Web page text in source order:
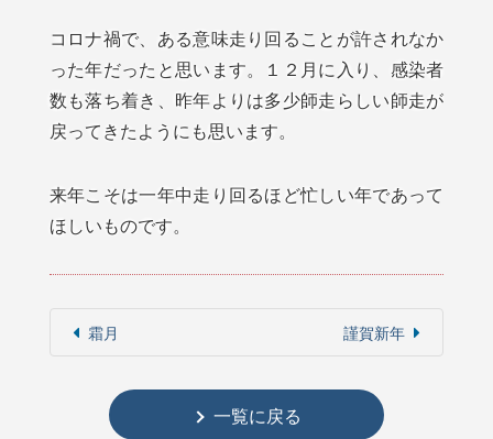
コロナ禍で、ある意味走り回ることが許されなか
った年だったと思います。１２月に入り、感染者
数も落ち着き、昨年よりは多少師走らしい師走が
戻ってきたようにも思います。
来年こそは一年中走り回るほど忙しい年であって
ほしいものです。
霜月 謹賀新年
一覧に戻る